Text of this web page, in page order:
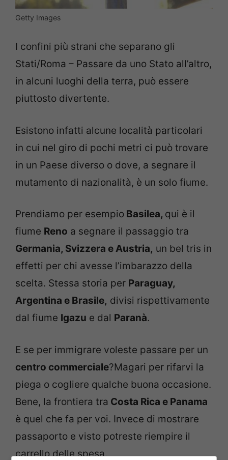
Getty Images
I confini più strani che separano gli
Stati/Roma – Passare da uno Stato all’altro,
in alcuni luoghi della terra, può essere
piuttosto divertente.
Esistono infatti alcune località particolari
in cui nel giro di pochi metri ci può trovare
in un Paese diverso o dove, a segnare il
mutamento di nazionalità, è un solo fiume.
Prendiamo per esempio Basilea, qui è il
fiume Reno a segnare il passaggio tra
Germania, Svizzera e Austria, un bel tris in
effetti per chi avesse l’imbarazzo della
scelta. Stessa storia per Paraguay,
Argentina e Brasile, divisi rispettivamente
dal fiume Igazu e dal Paranà.
E se per immigrare voleste passare per un
centro commerciale?Magari per rifarvi la
piega o cogliere qualche buona occasione.
Bene, la frontiera tra Costa Rica e Panama
è quel che fa per voi. Invece di mostrare
passaporto e visto potreste riempire il
carrello delle spesa.